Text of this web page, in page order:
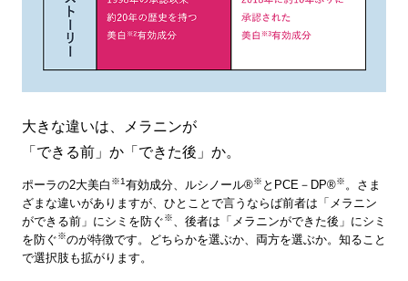
大きな違いは、メラニンが
「できる前」か「できた後」か。
ポーラの2大美白 ※1有効成分、ルシノール®※ とPCE－DP®※。さま
ざまな違いがありますが、ひとことで言うならば前者は「メラニン
ができる前」にシミを防ぐ※、後者は「メラニンができた後」にシミ
を防ぐ※のが特徴です。どちらかを選ぶか、両方を選ぶか。知ること
で選択肢も拡がります。